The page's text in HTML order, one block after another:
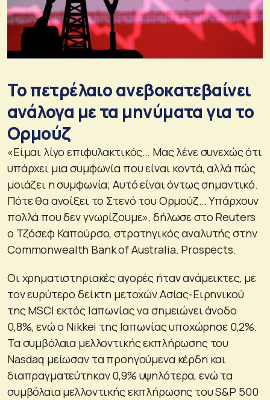
Το πετρέλαιο ανεβοκατεβαίνει
ανάλογα με τα μηνύματα για το
Ορμούζ
«Είμαι λίγο επιφυλακτικός… Μας λένε συνεχώς ότι
υπάρχει μια συμφωνία που είναι κοντά, αλλά πώς
μοιάζει η συμφωνία; Αυτό είναι όντως σημαντικό.
Πότε θα ανοίξει το Στενό του Ορμούζ… Υπάρχουν
πολλά που δεν γνωρίζουμε», δήλωσε στο Reuters
ο Τζόσεφ Καπούρσο, στρατηγικός αναλυτής στην
Commonwealth Bank of Australia. Prospects.
Οι χρηματιστηριακές αγορές ήταν ανάμεικτες, με
τον ευρύτερο δείκτη μετοχών Ασίας-Ειρηνικού
της MSCI εκτός Ιαπωνίας να σημειώνει άνοδο
0,8%, ενώ ο Nikkei της Ιαπωνίας υποχώρησε 0,2%.
Τα συμβόλαια μελλοντικής εκπλήρωσης του
Nasdaq μείωσαν τα προηγούμενα κέρδη και
διαπραγματεύτηκαν 0,9% υψηλότερα, ενώ τα
συμβόλαια μελλοντικής εκπλήρωσης του S&P 500